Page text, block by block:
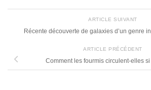
ARTICLE SUIVANT
Récente découverte de galaxies d’un genre
ARTICLE PRÉCÉDENT
Comment les fourmis circulent-elles